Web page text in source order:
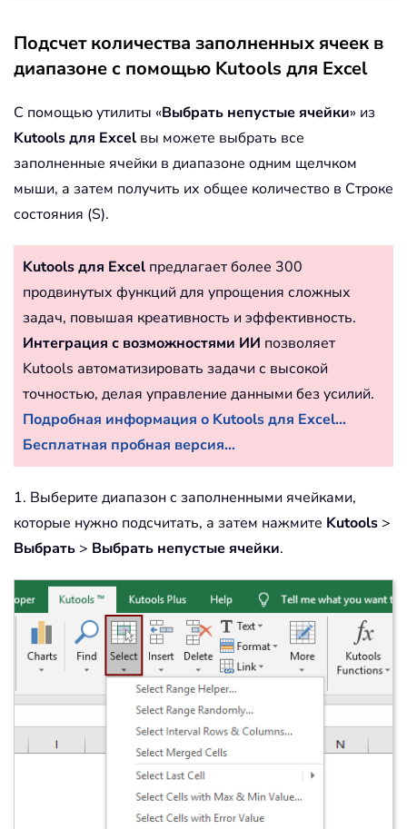
Подсчет количества заполненных ячеек в
диапазоне с помощью Kutools для Excel
С помощью утилиты «Выбрать непустые ячейки» из
Kutools для Excel вы можете выбрать все
заполненные ячейки в диапазоне одним щелчком
мыши, а затем получить их общее количество в Строке
состояния (S).
Kutools для Excel предлагает более 300
продвинутых функций для упрощения сложных
задач, повышая креативность и эффективность.
Интеграция с возможностями ИИ позволяет
Kutools автоматизировать задачи с высокой
точностью, делая управление данными без усилий.
Подробная информация о Kutools для Excel...
Бесплатная пробная версия...
1. Выберите диапазон с заполненными ячейками,
которые нужно подсчитать, а затем нажмите Kutools >
Выбрать > Выбрать непустые ячейки.